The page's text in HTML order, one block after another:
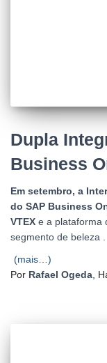
Dupla
Business
Em setembro, a
do SAP Business
VTEX e a plataforma
segmento de beleza .
(mais…)
Por Rafael Ogeda ,